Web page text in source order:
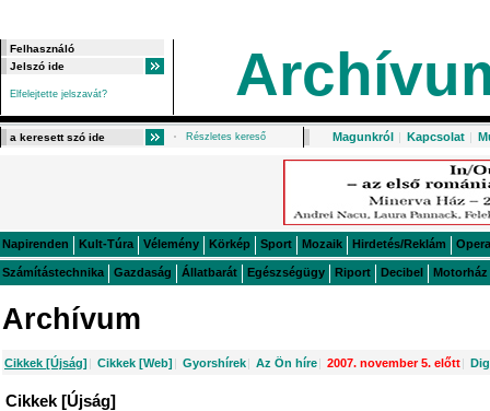
Elfelejtette jelszavát?
Részletes kereső Magunkról | Kapcsolat |
Napirenden Kult-Túra Vélemény Körkép Sport Mozaik Hirdetés/Reklám Opera
Számítástechnika Gazdaság Állatbarát Egészségügy Riport Decibel Motorház
Archívum
Cikkek [Újság] | Cikkek [Web] | Gyorshírek| Az Ön híre| 2007. november 5. előtt|
Cikkek [Újság]